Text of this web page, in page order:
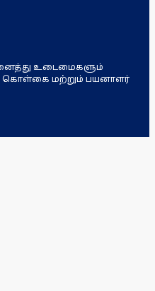
உடைமைகளும்
கொள்கை மற்றும் பயனாளர்